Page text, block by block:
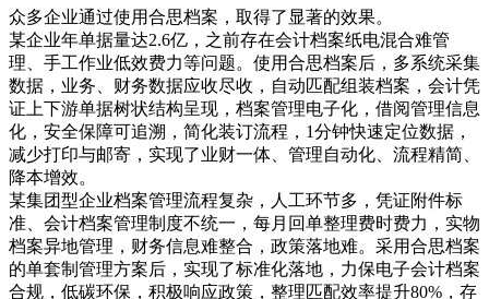
众多企业通过使用合思档案，取得了显著的效果。
某企业年单据量达2.6亿，之前存在会计档案纸电混合难管
理、手工作业低效费力等问题。使用合思档案后，多系统采集
数据，业务、财务数据应收尽收，自动匹配组装档案，会计凭
证上下游单据树状结构呈现，档案管理电子化，借阅管理信息
化，安全保障可追溯，简化装订流程，1分钟快速定位数据，
减少打印与邮寄，实现了业财一体、管理自动化、流程精简、
降本增效。
某集团型企业档案管理流程复杂，人工环节多，凭证附件标
准、会计档案管理制度不统一，每月回单整理费时费力，实物
档案异地管理，财务信息难整合，政策落地难。采用合思档案
的单套制管理方案后，实现了标准化落地，力保电子会计档案
合规，低碳环保，积极响应政策，整理匹配效率提升80%，存